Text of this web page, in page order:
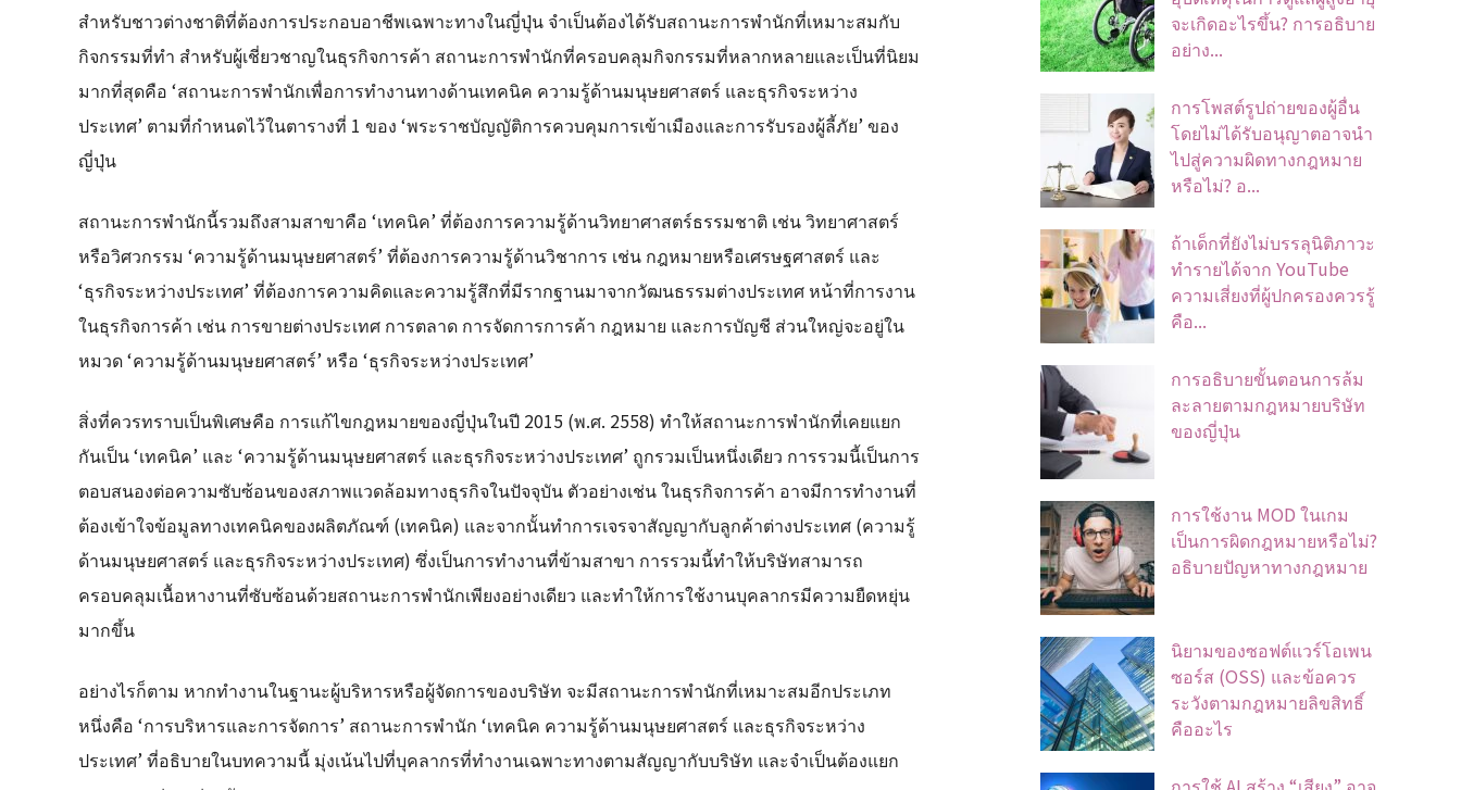
สำหรับชาวต่างชาติที่ต้องการประกอบอาชีพเฉพาะทางในญี่ปุ่น จำเป็นต้องได้รับสถานะการพำนักที่เหมาะสมกับ
กิจกรรมที่ทำ สำหรับผู้เชี่ยวชาญในธุรกิจการค้า สถานะการพำนักที่ครอบคลุมกิจกรรมที่หลากหลายและเป็นที่นิยม
มากที่สุดคือ ‘สถานะการพำนักเพื่อการทำงานทางด้านเทคนิค ความรู้ด้านมนุษยศาสตร์ และธุรกิจระหว่าง
ประเทศ’ ตามที่กำหนดไว้ในตารางที่ 1 ของ ‘พระราชบัญญัติการควบคุมการเข้าเมืองและการรับรองผู้ลี้ภัย’ ของ
ญี่ปุ่น
สถานะการพำนักนี้รวมถึงสามสาขาคือ ‘เทคนิค’ ที่ต้องการความรู้ด้านวิทยาศาสตร์ธรรมชาติ เช่น วิทยาศาสตร์
หรือวิศวกรรม ‘ความรู้ด้านมนุษยศาสตร์’ ที่ต้องการความรู้ด้านวิชาการ เช่น กฎหมายหรือเศรษฐศาสตร์ และ
‘ธุรกิจระหว่างประเทศ’ ที่ต้องการความคิดและความรู้สึกที่มีรากฐานมาจากวัฒนธรรมต่างประเทศ หน้าที่การงาน
ในธุรกิจการค้า เช่น การขายต่างประเทศ การตลาด การจัดการการค้า กฎหมาย และการบัญชี ส่วนใหญ่จะอยู่ใน
หมวด ‘ความรู้ด้านมนุษยศาสตร์’ หรือ ‘ธุรกิจระหว่างประเทศ’
สิ่งที่ควรทราบเป็นพิเศษคือ การแก้ไขกฎหมายของญี่ปุ่นในปี 2015 (พ.ศ. 2558) ทำให้สถานะการพำนักที่เคยแยก
กันเป็น ‘เทคนิค’ และ ‘ความรู้ด้านมนุษยศาสตร์ และธุรกิจระหว่างประเทศ’ ถูกรวมเป็นหนึ่งเดียว การรวมนี้เป็นการ
ตอบสนองต่อความซับซ้อนของสภาพแวดล้อมทางธุรกิจในปัจจุบัน ตัวอย่างเช่น ในธุรกิจการค้า อาจมีการทำงานที่
ต้องเข้าใจข้อมูลทางเทคนิคของผลิตภัณฑ์ (เทคนิค) และจากนั้นทำการเจรจาสัญญากับลูกค้าต่างประเทศ (ความรู้
ด้านมนุษยศาสตร์ และธุรกิจระหว่างประเทศ) ซึ่งเป็นการทำงานที่ข้ามสาขา การรวมนี้ทำให้บริษัทสามารถ
ครอบคลุมเนื้อหางานที่ซับซ้อนด้วยสถานะการพำนักเพียงอย่างเดียว และทำให้การใช้งานบุคลากรมีความยืดหยุ่น
มากขึ้น
อย่างไรก็ตาม หากทำงานในฐานะผู้บริหารหรือผู้จัดการของบริษัท จะมีสถานะการพำนักที่เหมาะสมอีกประเภท
หนึ่งคือ ‘การบริหารและการจัดการ’ สถานะการพำนัก ‘เทคนิค ความรู้ด้านมนุษยศาสตร์ และธุรกิจระหว่าง
ประเทศ’ ที่อธิบายในบทความนี้ มุ่งเน้นไปที่บุคลากรที่ทำงานเฉพาะทางตามสัญญากับบริษัท และจำเป็นต้องแยก
จะเกิดอะไรขึ้น? การอธิบาย
อย่าง...
การโพสต์รูปถ่ายของผู้อื่น
โดยไม่ได้รับอนุญาตอาจนํา
ไปสู่ความผิดทางกฎหมาย
หรือไม่? อ...
ถ้าเด็กที่ยังไม่บรรลุนิติภาวะ
ทำรายได้จาก YouTube
ความเสี่ยงที่ผู้ปกครองควรรู้
คือ...
การอธิบายขั้นตอนการล้ม
ละลายตามกฎหมายบริษัท
ของญี่ปุ่น
การใช้งาน MOD ในเกม
เป็นการผิดกฎหมายหรือไม่?
อธิบายปัญหาทางกฎหมาย
นิยามของซอฟต์แวร์โอเพน
ซอร์ส (OSS) และข้อควร
ระวังตามกฎหมายลิขสิทธิ์
คืออะไร